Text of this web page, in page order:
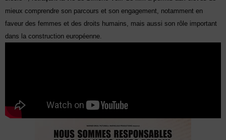
mieux comprendre son parcours et son engagement, notamment en
faveur des femmes et des droits humains, mais aussi son rôle important
dans la construction européenne.